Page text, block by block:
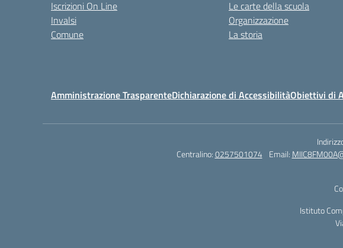
Iscrizioni On Line
Invalsi
Comune
Le carte della scuola
Organizzazione
La storia
Amministrazione TrasparenteDichiarazione di AccessibilitàObiettivi di
Centralino:0257501074 Email:
Istituto